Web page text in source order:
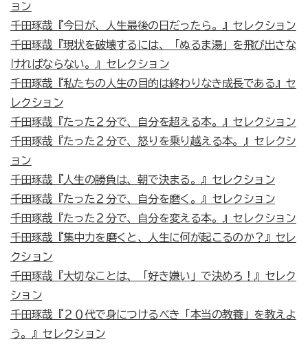
ョン
千田琢哉『今日が、人生最後の日だったら。』セレクション
千田琢哉『現状を破壊するには、「ぬるま湯」を飛び出さな
ければならない。』セレクション
千田琢哉『私たちの人生の目的は終わりなき成長である』セ
レクション
千田琢哉『たった２分で、自分を超える本。』セレクション
千田琢哉『たった２分で、怒りを乗り越える本。』セレクシ
ョン
千田琢哉『人生の勝負は、朝で決まる。』セレクション
千田琢哉『たった２分で、自分を磨く。』セレクション
千田琢哉『たった２分で、自分を変える本。』セレクション
千田琢哉『集中力を磨くと、人生に何が起こるのか？』セレ
クション
千田琢哉『大切なことは、「好き嫌い」で決めろ！』セレク
ション
千田琢哉『２０代で身につけるべき「本当の教養」を教えよ
う。』セレクション